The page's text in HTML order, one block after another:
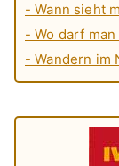
- Wann sieht
- Wo darf
- Wandern im